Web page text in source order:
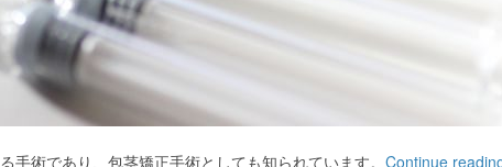
術であり、包茎矯正手術としても知られています。 Continue